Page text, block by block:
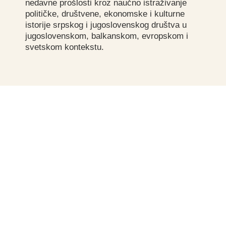
nedavne prošlosti kroz naučno istraživanje
političke, društvene, ekonomske i kulturne
istorije srpskog i jugoslovenskog društva u
jugoslovenskom, balkanskom, evropskom i
svetskom kontekstu.